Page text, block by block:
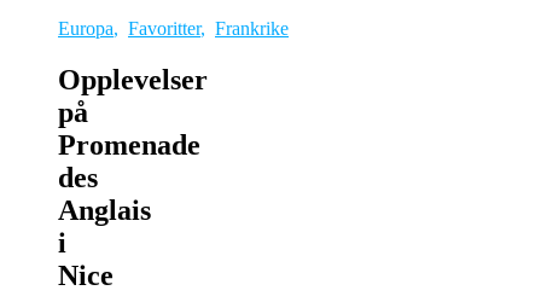
Europa, Favoritter, Frankrike
Opplevelser
på
Promenade
des
Anglais
i
Nice